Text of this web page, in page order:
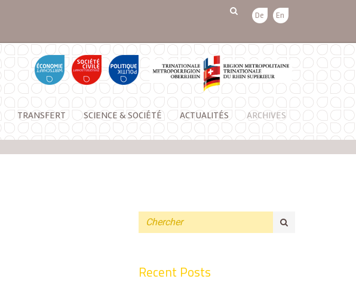
De En
TRANSFERT SCIENCE & SOCIÉTÉ ACTUALITÉS ARCHIVES
Recent Posts